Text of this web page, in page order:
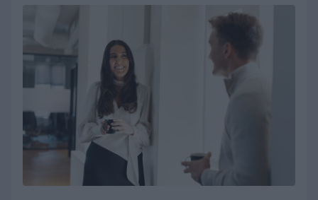
Kokeile maksutta
Kirjaudu